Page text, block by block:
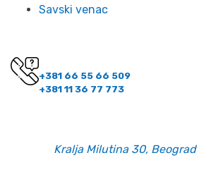
Savski venac
+381 66 55 66 509
+381 11 36 77 773
Kralja Milutina 30, Beograd